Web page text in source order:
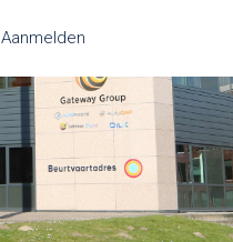
Aanmelden